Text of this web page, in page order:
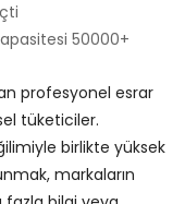
profesyonel esrar
tüketiciler.
birlikte yüksek
markaların
50000+